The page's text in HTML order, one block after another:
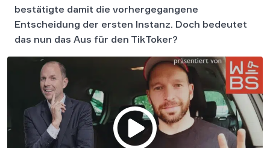
bestätigte damit die vorhergegangene
Entscheidung der ersten Instanz. Doch bedeutet
das nun das Aus für den TikToker?